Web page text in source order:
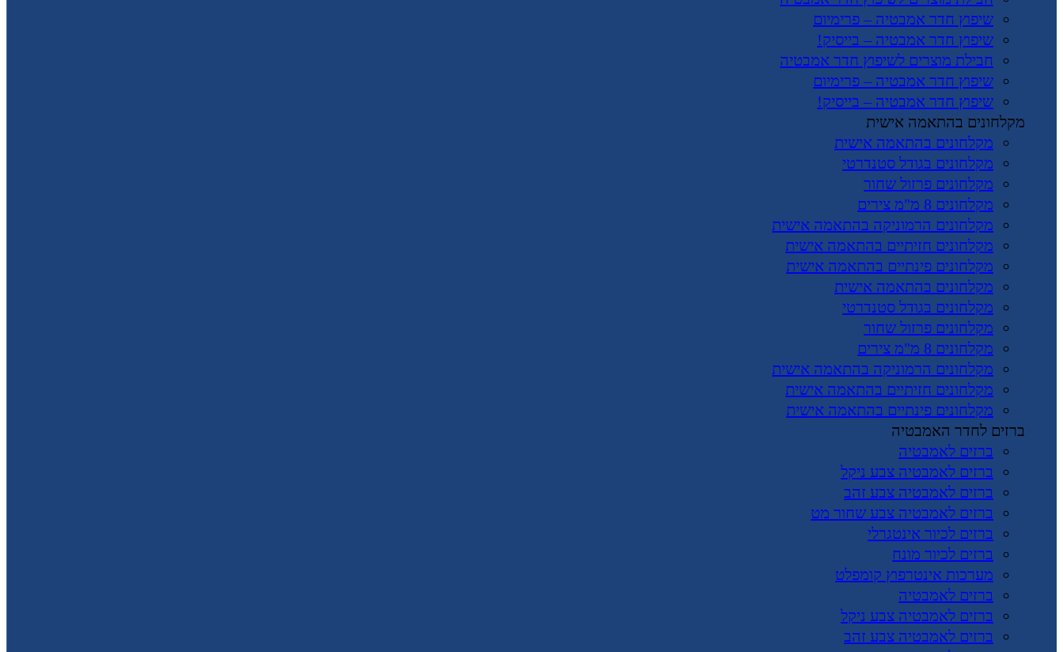
שיפוץ חדר אמבטיה – פרימיום
שיפוץ חדר אמבטיה – בייסיק!
חבילת מוצרים לשיפוץ חדר אמבטיה
שיפוץ חדר אמבטיה – פרימיום
שיפוץ חדר אמבטיה – בייסיק!
מקלחונים בהתאמה אישית
מקלחונים בהתאמה אישית
מקלחונים בגודל סטנדרטי
מקלחונים פרזול שחור
מקלחונים 8 מ"מ צירים
מקלחונים הרמוניקה בהתאמה אישית
מקלחונים חזיתיים בהתאמה אישית
מקלחונים פינתיים בהתאמה אישית
מקלחונים בהתאמה אישית
מקלחונים בגודל סטנדרטי
מקלחונים פרזול שחור
מקלחונים 8 מ"מ צירים
מקלחונים הרמוניקה בהתאמה אישית
מקלחונים חזיתיים בהתאמה אישית
מקלחונים פינתיים בהתאמה אישית
ברזים לחדר האמבטיה
ברזים לאמבטיה
ברזים לאמבטיה צבע ניקל
ברזים לאמבטיה צבע זהב
ברזים לאמבטיה צבע שחור מט
ברזים לכיור אינטגרלי
ברזים לכיור מונח
מערכות אינטרפוץ קומפלט
ברזים לאמבטיה
ברזים לאמבטיה צבע ניקל
ברזים לאמבטיה צבע זהב